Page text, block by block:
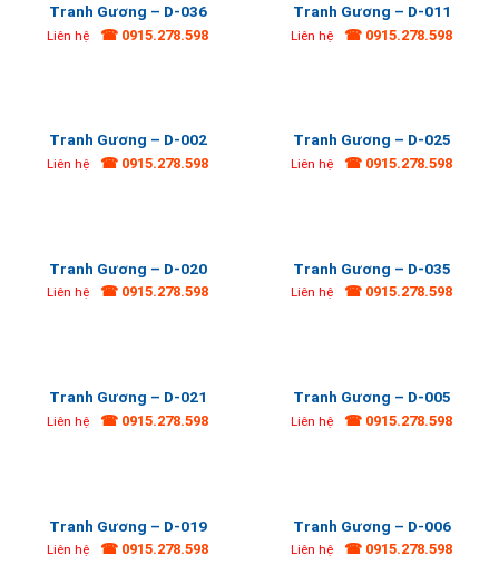
Tranh Gương – D-036
Liên hệ ☎ 0915.278.598
Tranh Gương – D-011
Liên hệ ☎ 0915.278.598
Tranh Gương – D-002
Liên hệ ☎ 0915.278.598
Tranh Gương – D-025
Liên hệ ☎ 0915.278.598
Tranh Gương – D-020
Liên hệ ☎ 0915.278.598
Tranh Gương – D-035
Liên hệ ☎ 0915.278.598
Tranh Gương – D-021
Liên hệ ☎ 0915.278.598
Tranh Gương – D-005
Liên hệ ☎ 0915.278.598
Tranh Gương – D-019
Liên hệ ☎ 0915.278.598
Tranh Gương – D-006
Liên hệ ☎ 0915.278.598